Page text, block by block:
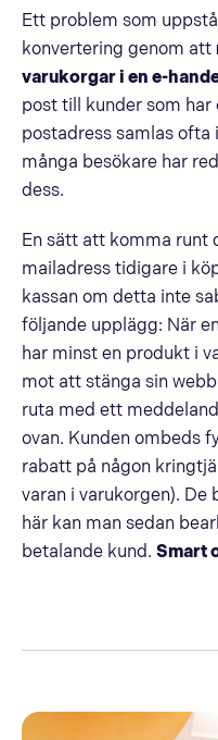
Ett problem som
konvertering genom att
varukorgar i en e-
post till kunder som har
postadress samlas ofta
många besökare har
dess.
En sätt att komma runt
mailadress tidigare i
kassan om detta inte
följande upplägg: När
har minst en produkt i
mot att stänga sin
ruta med ett
ovan. Kunden ombeds
rabatt på någon
varan i varukorgen).
här kan man sedan
betalande kund. Smart